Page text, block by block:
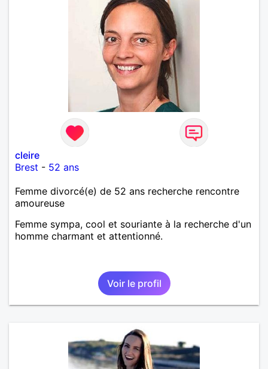
cleire
Brest - 52 ans
Femme divorcé(e) de 52 ans recherche rencontre
amoureuse
Femme sympa, cool et souriante à la recherche d'un
homme charmant et attentionné.
Voir le profil